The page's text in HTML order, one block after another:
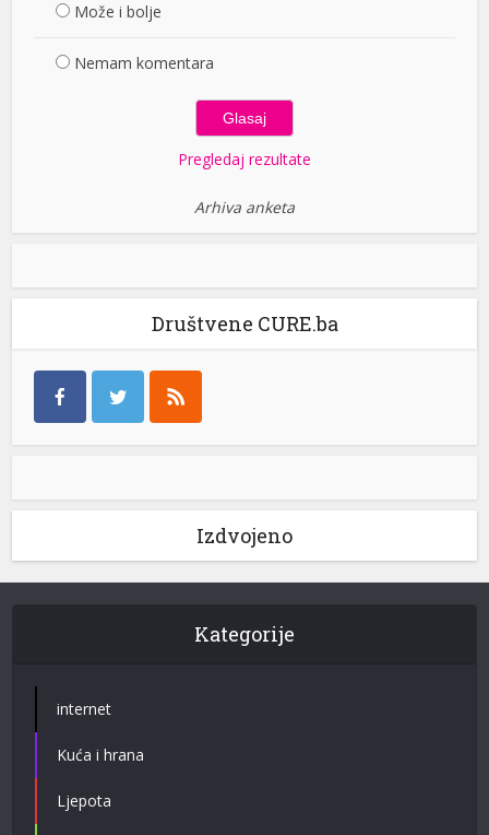
Može i bolje
Nemam komentara
Pregledaj rezultate
Arhiva anketa
Društvene CURE.ba
Izdvojeno
Kategorije
internet
Kuća i hrana
Ljepota